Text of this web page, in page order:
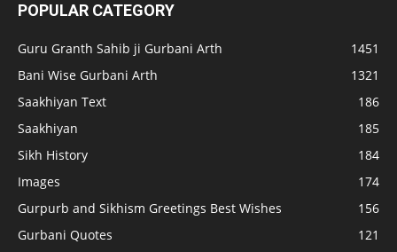
POPULAR CATEGORY
Guru Granth Sahib ji Gurbani Arth
1451
Bani Wise Gurbani Arth
1321
Saakhiyan Text
186
Saakhiyan
185
Sikh History
184
Images
174
Gurpurb and Sikhism Greetings Best Wishes
156
Gurbani Quotes
121